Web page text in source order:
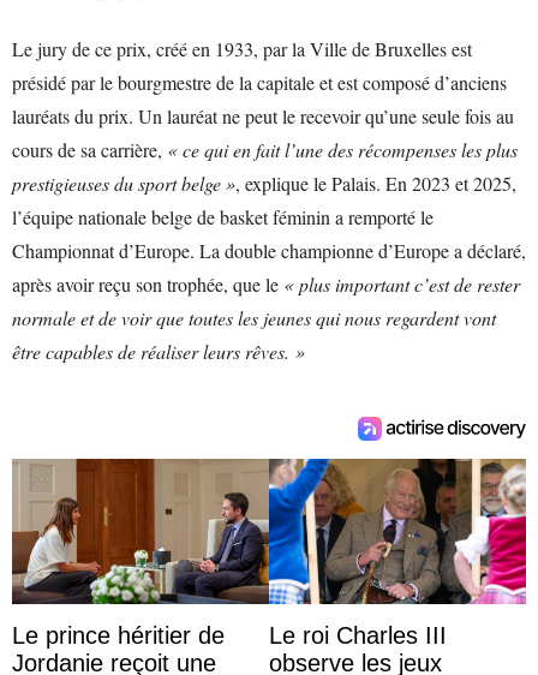
Le jury de ce prix, créé en 1933, par la Ville de Bruxelles est
présidé par le bourgmestre de la capitale et est composé d’anciens
lauréats du prix. Un lauréat ne peut le recevoir qu’une seule fois au
cours de sa carrière, « ce qui en fait l’une des récompenses les plus
prestigieuses du sport belge », explique le Palais. En 2023 et 2025,
l’équipe nationale belge de basket féminin a remporté le
Championnat d’Europe. La double championne d’Europe a déclaré,
après avoir reçu son trophée, que le « plus important c’est de rester
normale et de voir que toutes les jeunes qui nous regardent vont
être capables de réaliser leurs rêves. »
Le prince héritier de
Jordanie reçoit une
Le roi Charles III
observe les jeux